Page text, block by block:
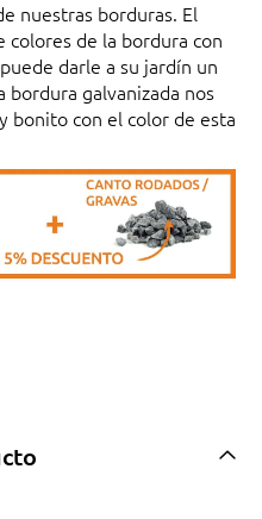
nuestras borduras. El
colores de la bordura con
darle a su jardín un
bordura galvanizada nos
bonito con el color de esta